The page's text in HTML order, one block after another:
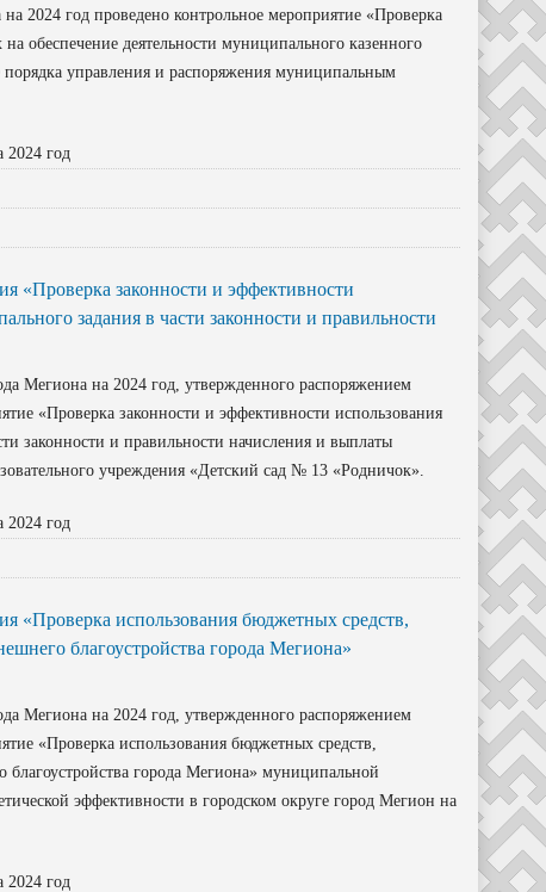
2024 год проведено контрольное мероприятие «Проверка
обеспечение деятельности муниципального казенного
управления и распоряжения муниципальным
2024 год
«Проверка законности и эффективности
задания в части законности и правильности
Мегиона на 2024 год, утвержденного распоряжением
«Проверка законности и эффективности использования
законности и правильности начисления и выплаты
учреждения «Детский сад № 13 «Родничок».
2024 год
«Проверка использования бюджетных средств,
благоустройства города Мегиона»
Мегиона на 2024 год, утвержденного распоряжением
«Проверка использования бюджетных средств,
города Мегиона» муниципальной
эффективности в городском округе город Мегион на
2024 год